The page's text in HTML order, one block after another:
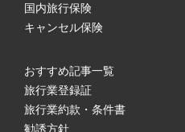
国内旅行保険
キャンセル保険
おすすめ記事一覧
旅行業登録証
旅行業約款・条件書
勧誘方針